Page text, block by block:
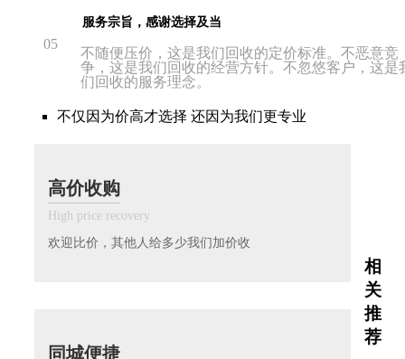
05
服务宗旨，感谢选择及当
不随便压价，这是我们回收的定价标准。不恶意竞
争，这是我们回收的经营方针。不忽悠客户，这是
们回收的服务理念。
不仅因为价高才选择 还因为我们更专业
高价收购
High price recovery
欢迎比价，其他人给多少我们加价收
同城便捷
相
关
推
荐